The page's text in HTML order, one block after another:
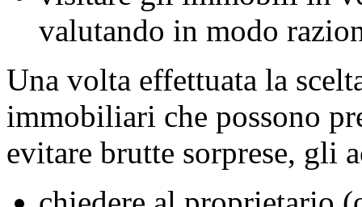
valutando in modo
Una volta effettuata la
immobiliari che possono
evitare brutte sorprese, gli